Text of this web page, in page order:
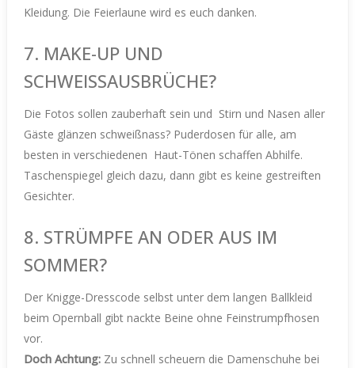
Kleidung. Die Feierlaune wird es euch danken.
7. MAKE-UP UND
SCHWEISSAUSBRÜCHE?
Die Fotos sollen zauberhaft sein und Stirn und Nasen aller
Gäste glänzen schweißnass? Puderdosen für alle, am
besten in verschiedenen Haut-Tönen schaffen Abhilfe.
Taschenspiegel gleich dazu, dann gibt es keine gestreiften
Gesichter.
8. STRÜMPFE AN ODER AUS IM
SOMMER?
Der Knigge-Dresscode selbst unter dem langen Ballkleid
beim Opernball gibt nackte Beine ohne Feinstrumpfhosen
vor.
Doch Achtung: Zu schnell scheuern die Damenschuhe bei